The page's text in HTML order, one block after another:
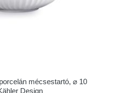
mécsestartó, ⌀ 10
Design